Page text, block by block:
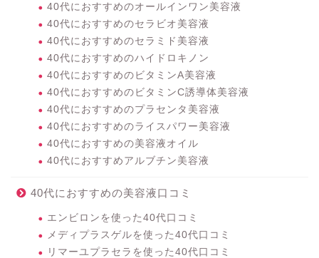
40代におすすめのオールインワン美容液
40代におすすめのセラビオ美容液
40代におすすめのセラミド美容液
40代におすすめのハイドロキノン
40代におすすめのビタミンA美容液
40代におすすめのビタミンC誘導体美容液
40代におすすめのプラセンタ美容液
40代におすすめのライスパワー美容液
40代におすすめの美容液オイル
40代におすすめアルブチン美容液
40代におすすめの美容液口コミ
エンビロンを使った40代口コミ
メディプラスゲルを使った40代口コミ
リマーユプラセラを使った40代口コミ